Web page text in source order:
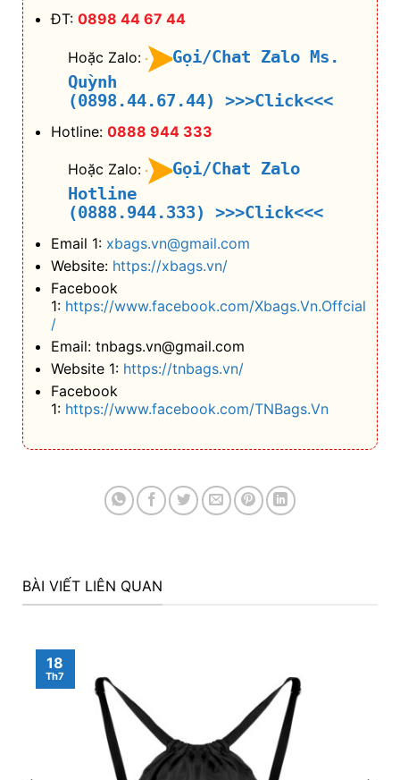
ĐT: 0898 44 67 44
Hoặc Zalo:
Gọi/Chat Zalo Ms.
Quỳnh
(0898.44.67.44)
>>>Click<<<
Hotline: 0888 944 333
Hoặc Zalo:
Gọi/Chat Zalo
Hotline
(0888.944.333)
>>>Click<<<
Email 1: xbags.vn@gmail.com
Website: https://xbags.vn/
Facebook
1: https://www.facebook.com/Xbags.Vn.Offcial
/
Email: tnbags.vn@gmail.com
Website 1: https://tnbags.vn/
Facebook
1: https://www.facebook.com/TNBags.Vn
BÀI VIẾT LIÊN QUAN
18
Th7